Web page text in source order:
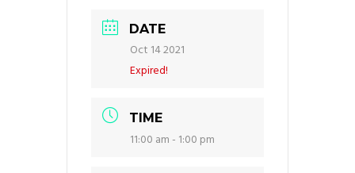
DATE
Oct 14 2021
Expired!
TIME
11:00 am - 1:00 pm